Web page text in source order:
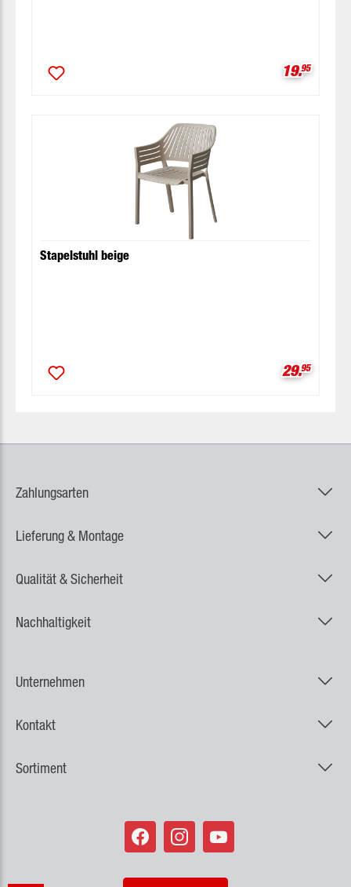
19.95
Stapelstuhl beige
29.95
Zahlungsarten
Lieferung & Montage
Qualität & Sicherheit
Nachhaltigkeit
Unternehmen
Kontakt
Sortiment